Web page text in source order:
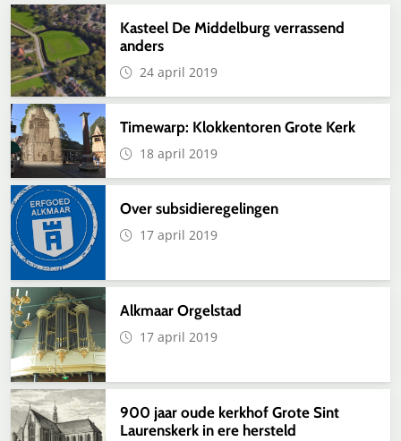
Kasteel De Middelburg verrassend
anders
24 april 2019
Timewarp: Klokkentoren Grote Kerk
18 april 2019
Over subsidieregelingen
17 april 2019
Alkmaar Orgelstad
17 april 2019
900 jaar oude kerkhof Grote Sint
Laurenskerk in ere hersteld